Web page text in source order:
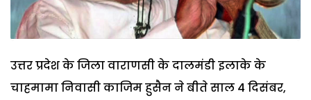
उत्तर प्रदेश के जिला वाराणसी के दालमंडी इलाके के
चाहमामा निवासी काजिम हुसैन ने बीते साल 4 दिसंबर,